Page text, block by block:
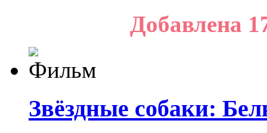
Добавлена
Звёздные собаки: